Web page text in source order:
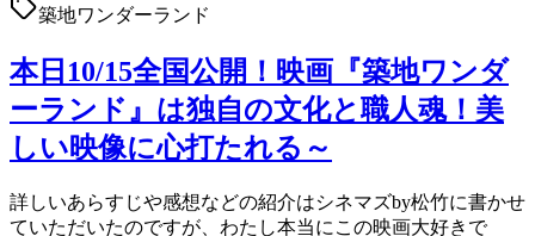
築地ワンダーランド
本日10/15全国公開！映画『築地ワンダ
ーランド』は独自の文化と職人魂！美
しい映像に心打たれる～
詳しいあらすじや感想などの紹介はシネマズby松竹に書かせ
ていただいたのですが、わたし本当にこの映画大好きで